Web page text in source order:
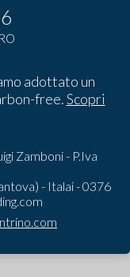
adottato un
free.Scopri
Zamboni - P.Iva
- Italai - 0376